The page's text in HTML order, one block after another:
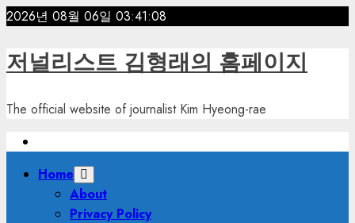
Skip
content
2026년 08월 06일 03:41:10
저널리스트 김형래의 홈페이지
The official website of journalist Kim Hyeong-rae
PrimaryHome
About
Privacy Policy